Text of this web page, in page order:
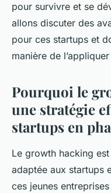
pour survivre et se
allons discuter des
pour ces startups et
manière de
Pourquoi le
une stratégie
startups en
Le growth hacking
adaptée aux startups
ces jeunes